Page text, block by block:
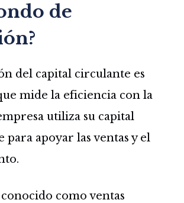
de
del capital circulante es
mide la eficiencia con la
utiliza su capital
para apoyar las ventas y el
como ventas